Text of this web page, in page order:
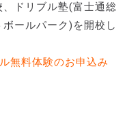
ドリブル塾(富士通総
ールパーク)を開校し
無料体験のお申込み